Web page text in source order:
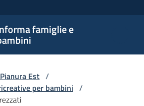
famiglie e
Est /
per bambini /